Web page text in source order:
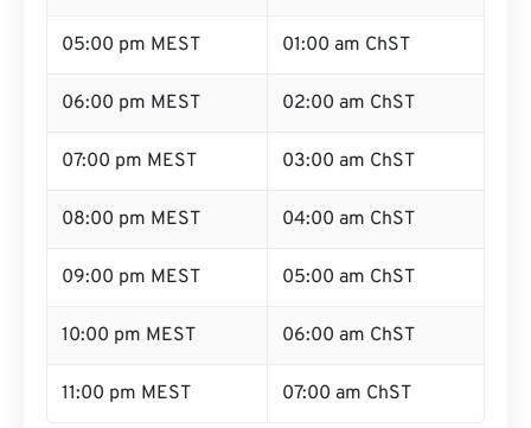
05:00 pm MEST 01:00 am ChST
06:00 pm MEST 02:00 am ChST
07:00 pm MEST 03:00 am ChST
08:00 pm MEST 04:00 am ChST
09:00 pm MEST 05:00 am ChST
10:00 pm MEST 06:00 am ChST
11:00 pm MEST 07:00 am ChST